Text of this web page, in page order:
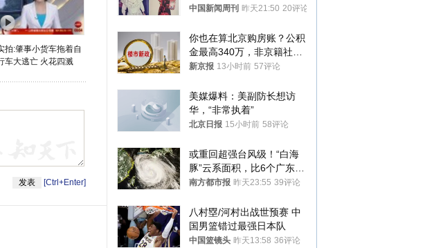
拍:肇事小货车拖着自
车大逃亡 火花四溅
[Ctrl+Enter]
中国新闻周刊 昨天21:50 20评论
你也在算北京购房账？公积
金最高340万，非京籍社保
1年
新京报 13小时前 57评论
美媒爆料：美副防长想访
华，“非常执着”
北京日报 15小时前 58评论
或重回超强台风级！“白海
豚”云系面积，比6个广东还
大！深圳官方：注意这件事
南方都市报 昨天23:55 39评论
八村塁/河村出战世预赛 中
国男篮错过最强日本队
中国篮镜头 昨天13:58 36评论